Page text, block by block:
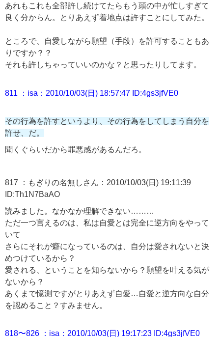
あれもこれも全部許し続けてたらもう頭の中が忙しすぎて
良く分からん。とりあえず着地点は許すことにしてみた。
ところで、自愛しながら願望（手段）を許可することもあ
りですか？？
それも許しちゃっていいのかな？と思ったりしてます。
811 ：isa：2010/10/03(日) 18:57:47 ID:4gs3jfVE0
その行為を許すというより、その行為をしてしまう自分を
許せ、だ。
聞くぐらいだから罪悪感があるんだろ。
817 ：もぎりの名無しさん：2010/10/03(日) 19:11:39
ID:Th1N7BaAO
読みました。なかなか理解できない………
ただ一つ言えるのは、私は自愛とは完全に逆方向をやって
いて
さらにそれが癖になっているのは
自分は愛されないと決
めつけているから？
愛される、ということを知らないから？願望を叶える気が
ないから？
あくまで憶測ですがとりあえず自愛…自愛と逆方向な自分
を認めること？すみません。
818〜826 ：isa：2010/10/03(日) 19:17:23 ID:4gs3jfVE0